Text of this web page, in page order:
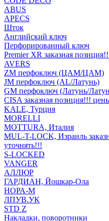
ABUS
APECS
Шток
Английский ключ
Перфорированный ключ
Premier XR заказная
AVERS
ZM перфоключ (ЦАМ/ЦАМ)
JМ перфоключ (АL/Латунь)
GM перфоключ (Латунь/
CISA заказная позиция!!!
KALE, Турция
MORELLI
MOTTURA, Италия
MUL-T-LOCK, Израиль
уточнять!!!
S-LOCKED
VANGER
АЛЛЮР
ГАРДИАН, Йошкар-Ола
НОРА-М
ЛПУВ.УК
STD Z
Накладки, поворотники